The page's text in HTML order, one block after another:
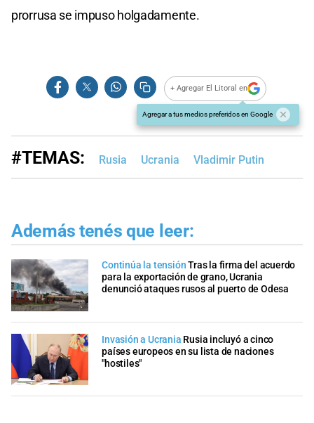
prorrusa se impuso holgadamente.
+ Agregar El Litoral en
Agregar a tus medios preferidos en Google
#TEMAS: Rusia Ucrania Vladimir Putin
Además tenés que leer:
Continúa la tensiónTras la firma del acuerdo
para la exportación de grano, Ucrania
denunció ataques rusos al puerto de Odesa
Invasión a Ucrania Rusia incluyó a cinco
países europeos en su lista de naciones
"hostiles"